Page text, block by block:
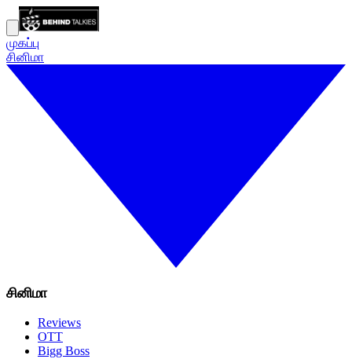
முகப்பு
சினிமா
சினிமா
Reviews
OTT
Bigg Boss